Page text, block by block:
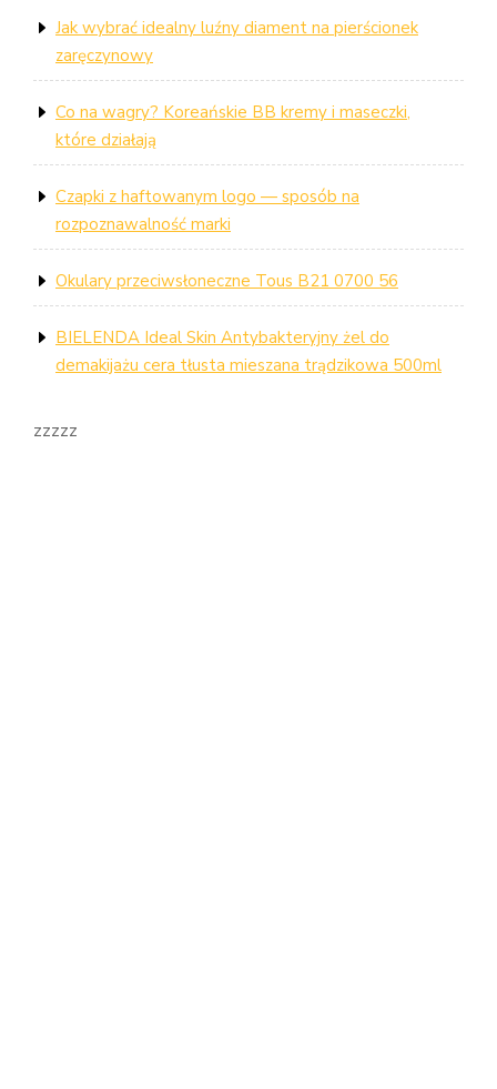
Jak wybrać idealny luźny diament na pierścionek
zaręczynowy
Co na wagry? Koreańskie BB kremy i maseczki,
które działają
Czapki z haftowanym logo — sposób na
rozpoznawalność marki
Okulary przeciwsłoneczne Tous B21 0700 56
BIELENDA Ideal Skin Antybakteryjny żel do
demakijażu cera tłusta mieszana trądzikowa 500ml
zzzzz